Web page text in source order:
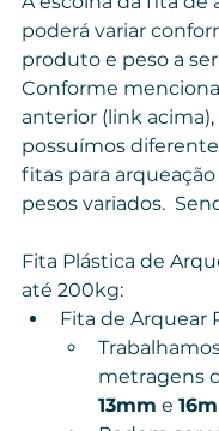
poderá variar
produto e peso a
Conforme
anterior (link acima),
possuímos
fitas para
pesos variados.
Fita Plástica de
até 200kg:
Fita de Arquear
metragens
13mm e